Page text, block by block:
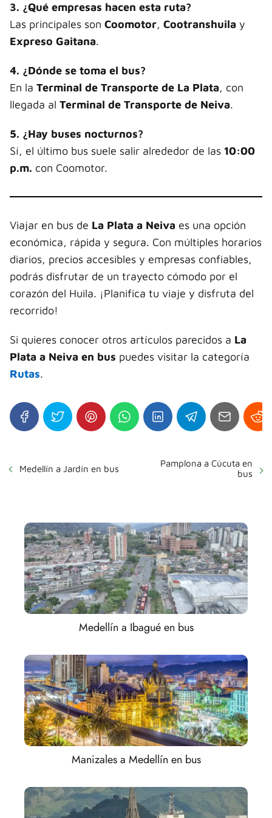
3. ¿Qué empresas hacen esta ruta?
Las principales son Coomotor, Cootranshuila y
Expreso Gaitana.
4. ¿Dónde se toma el bus?
En la Terminal de Transporte de La Plata, con
llegada al Terminal de Transporte de Neiva.
5. ¿Hay buses nocturnos?
Sí, el último bus suele salir alrededor de las 10:00
p.m. con Coomotor.
Viajar en bus de La Plata a Neiva es una opción
económica, rápida y segura. Con múltiples horarios
diarios, precios accesibles y empresas confiables,
podrás disfrutar de un trayecto cómodo por el
corazón del Huila. ¡Planifica tu viaje y disfruta del
recorrido!
Si quieres conocer otros artículos parecidos a La
Plata a Neiva en bus puedes visitar la categoría
Rutas.
Medellín a Jardín en bus
Pamplona a Cúcuta en
bus
Medellín a Ibagué en bus
Manizales a Medellín en bus